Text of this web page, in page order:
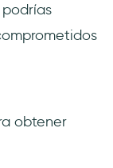
obtener